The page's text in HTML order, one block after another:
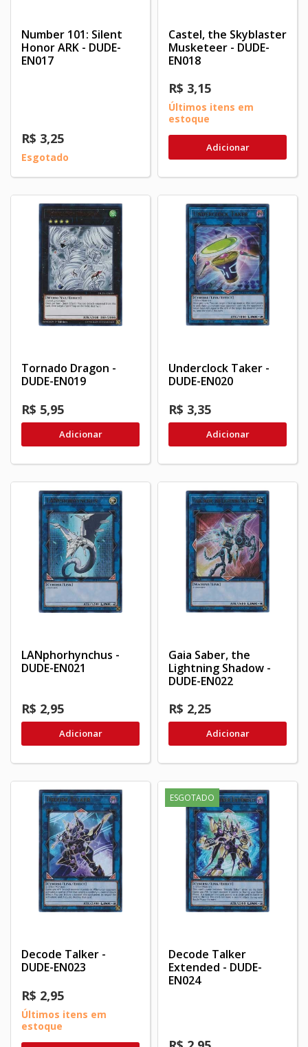
Number 101: Silent
Honor ARK - DUDE-
EN017
R$ 3,25
Esgotado
Castel, the Skyblaster
Musketeer - DUDE-
EN018
R$ 3,15
Últimos itens em
estoque
Adicionar
Tornado Dragon -
DUDE-EN019
R$ 5,95
Adicionar
Underclock Taker -
DUDE-EN020
R$ 3,35
Adicionar
LANphorhynchus -
DUDE-EN021
R$ 2,95
Adicionar
Gaia Saber, the
Lightning Shadow -
DUDE-EN022
R$ 2,25
Adicionar
Decode Talker -
DUDE-EN023
R$ 2,95
Últimos itens em
estoque
ESGOTADO
Decode Talker
Extended - DUDE-
EN024